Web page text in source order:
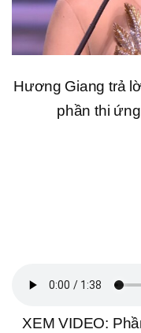
Hương Giang trả
phần thi
XEM VIDEO: